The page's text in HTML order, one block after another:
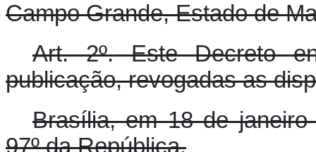
Campo Grande, Estado de
Art. 2º.Este Decreto
publicação, revogadas as
Brasília, em 18 de
97º da República.